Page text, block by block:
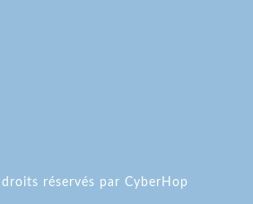
réservés par CyberHop